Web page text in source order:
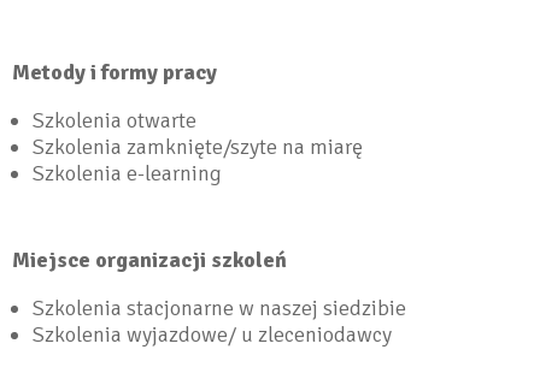
Metody i formy pracy
Szkolenia otwarte
Szkolenia zamknięte/szyte na miarę
Szkolenia e-learning
Miejsce organizacji szkoleń
Szkolenia stacjonarne w naszej siedzibie
Szkolenia wyjazdowe/ u zleceniodawcy